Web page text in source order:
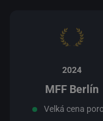
přepnout na HTML5
2024
MFF Berlín
Velká cena